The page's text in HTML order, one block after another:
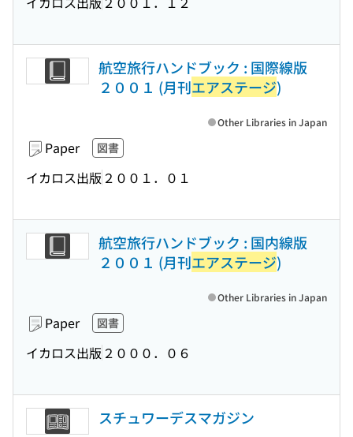
航空旅行ハンドブック : 国際線版
２００１ (月刊エアステージ)
Paper 図書
イカロス出版 ２００１．０１
Other Libraries in Japan
航空旅行ハンドブック : 国内線版
２００１ (月刊エアステージ)
Paper 図書
イカロス出版 ２０００．０６
Other Libraries in Japan
スチュワーデスマガジン